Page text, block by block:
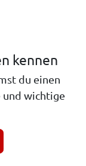
kennen
du einen
und wichtige